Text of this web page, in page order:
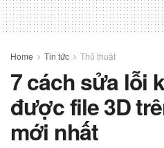
Home Tin tức Thủ thuật
7 cách sửa lỗi
được file 3D
mới nhất